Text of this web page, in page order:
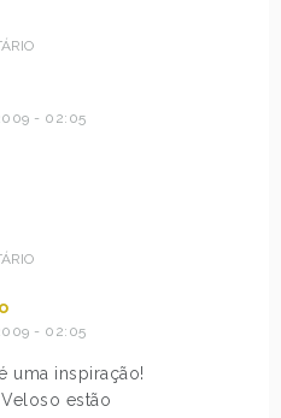
- 02:05
- 02:05
uma inspiração!
estão